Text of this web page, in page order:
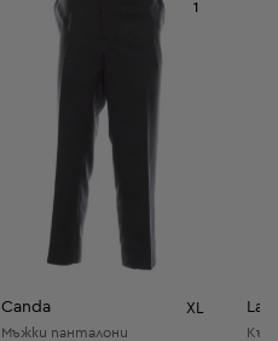
1
Canda XL
Мъжки панталони